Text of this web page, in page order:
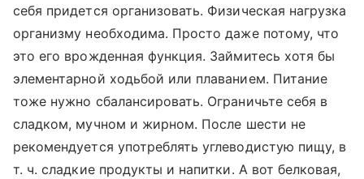
себя придется организовать. Физическая нагрузка
организму необходима. Просто даже потому, что
это его врожденная функция. Займитесь хотя бы
элементарной ходьбой или плаванием. Питание
тоже нужно сбалансировать. Ограничьте себя в
сладком, мучном и жирном. После шести не
рекомендуется употреблять углеводистую пищу, в
т. ч. сладкие продукты и напитки. А вот белковая,